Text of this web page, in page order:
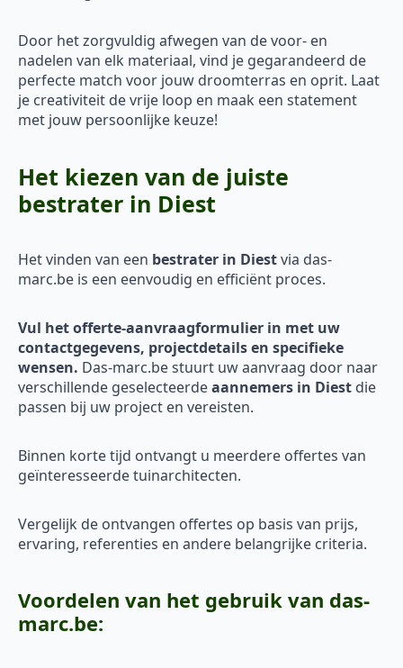
Door het zorgvuldig afwegen van de voor- en
nadelen van elk materiaal, vind je gegarandeerd de
perfecte match voor jouw droomterras en oprit. Laat
je creativiteit de vrije loop en maak een statement
met jouw persoonlijke keuze!
Het kiezen van de juiste
bestrater in Diest
Het vinden van een bestrater in Diestvia das-
marc.be is een eenvoudig en efficiënt proces.
Vul het offerte-aanvraagformulier in met uw
contactgegevens, projectdetails en specifieke
wensen. Das-marc.be stuurt uw aanvraag door naar
verschillende geselecteerdeaannemers in Diest die
passen bij uw project en vereisten.
Binnen korte tijd ontvangt u meerdere offertes van
geïnteresseerde tuinarchitecten.
Vergelijk de ontvangen offertes op basis van prijs,
ervaring, referenties en andere belangrijke criteria.
Voordelen van het gebruik van das-
marc.be: